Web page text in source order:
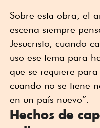
Sobre esta obra, el
escena siempre
Jesucristo, cuando
uso ese tema para
que se requiere
cuando no se tiene
en un país nuevo”.
Hechos de